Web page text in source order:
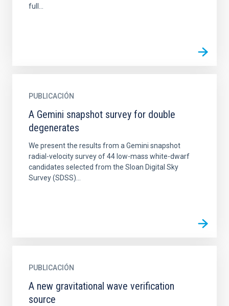
full...
PUBLICACIÓN
A Gemini snapshot survey for double
degenerates
We present the results from a Gemini snapshot
radial-velocity survey of 44 low-mass white-dwarf
candidates selected from the Sloan Digital Sky
Survey (SDSS)...
PUBLICACIÓN
A new gravitational wave verification
source